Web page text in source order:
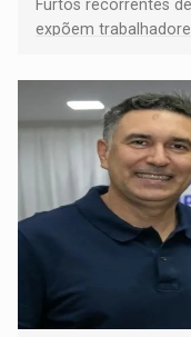
Furtos recorrentes
expõem